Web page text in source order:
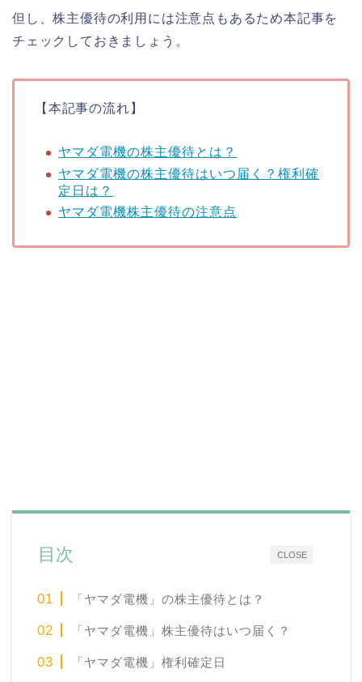
但し、株主優待の利用には注意点もあるため本記事を
チェックしておきましょう。
【本記事の流れ】
ヤマダ電機の株主優待とは？
ヤマダ電機の株主優待はいつ届く？権利確
定日は？
ヤマダ電機株主優待の注意点
CLOSE
目次
「ヤマダ電機」の株主優待とは？
「ヤマダ電機」株主優待はいつ届く？
「ヤマダ電機」権利確定日